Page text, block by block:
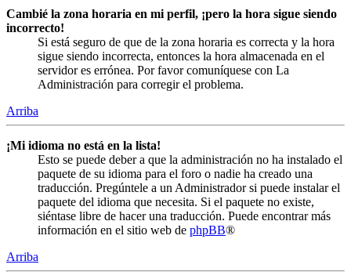
Cambié la zona horaria en mi perfil, ¡pero la hora sigue siendo
incorrecto!
Si está seguro de que de la zona horaria es correcta y la hora
sigue siendo incorrecta, entonces la hora almacenada en el
servidor es errónea. Por favor comuníquese con La
Administración para corregir el problema.
Arriba
¡Mi idioma no está en la lista!
Esto se puede deber a que la administración no ha instalado el
paquete de su idioma para el foro o nadie ha creado una
traducción. Pregúntele a un Administrador si puede instalar el
paquete del idioma que necesita. Si el paquete no existe,
siéntase libre de hacer una traducción. Puede encontrar más
información en el sitio web de phpBB®
Arriba